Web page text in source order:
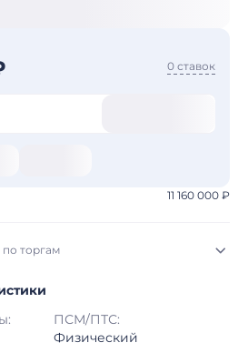
0 ставок
11 160 000 ₽
торгам
30.07.2026, 16:26 МСК
10.08.2026, 14:48 МСК
ПСМ/ПТС:
Физический